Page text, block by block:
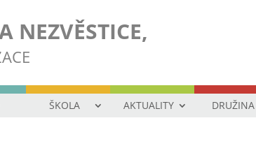
NEZVĚSTICE,
ŠKOLA AKTUALITY DRUŽINA